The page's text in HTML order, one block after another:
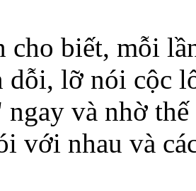
cho biết, mỗi
dỗi, lỡ nói cộc
ngay và nhờ
với nhau và